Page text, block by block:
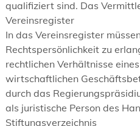
qualifiziert sind. Das
Vereinsregister
In das Vereinsregister
Rechtspersönlichkeit zu
rechtlichen Verhältnisse
wirtschaftlichen
durch das
als juristische Person des
Stiftungsverzeichnis